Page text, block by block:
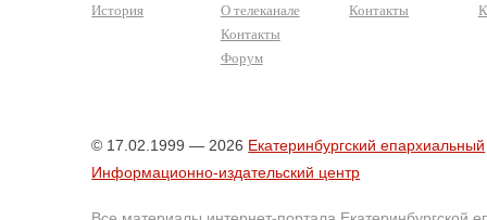
История
О телеканале
Контакты
Форум
Контакты
© 17.02.1999 — 2026 Екатеринбургский епархиальный
Информационно-издательский центр